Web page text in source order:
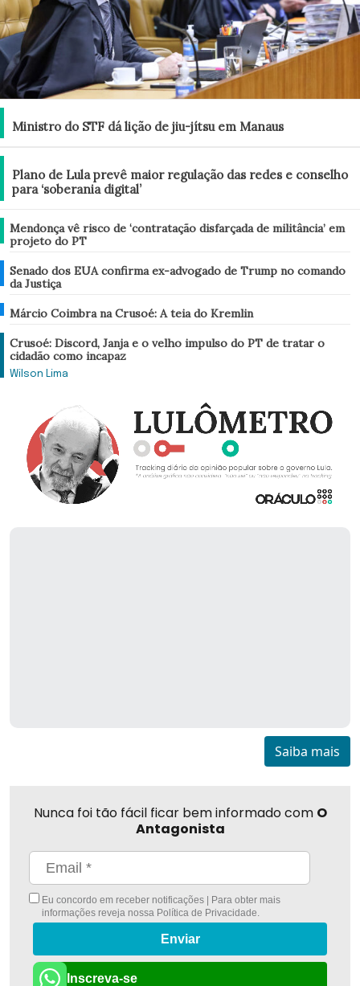
Ministro do STF dá lição de jiu-jítsu em Manaus
Plano de Lula prevê maior regulação das redes e conselho
para ‘soberania digital’
Brasil
Mendonça vê risco de ‘contratação disfarçada de militância’ em
projeto do PT
Mundo
Senado dos EUA confirma ex-advogado de Trump no comando
da Justiça
Mundo
Márcio Coimbra na Crusoé: A teia do Kremlin
Análise
Crusoé: Discord, Janja e o velho impulso do PT de tratar o
cidadão como incapaz
Wilson Lima
Saiba mais
Nunca foi tão fácil ficar bem informado com O
Antagonista
Eu concordo em receber notificações | Para obter mais
informações reveja nossa Política de Privacidade.
Enviar
Inscreva-se